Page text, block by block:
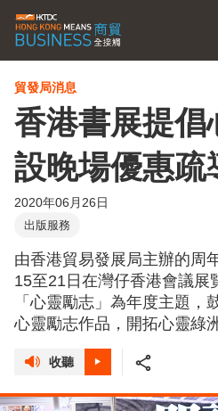
貿發局消息
香港書展提倡
設晚場優惠疏
2020年06月26日
出版服務
由香港貿易發展局主辦的周
15至21日在灣仔香港會議展
「心靈勵志」為年度主題，
心靈勵志作品，開拓心靈綠洲
收聽